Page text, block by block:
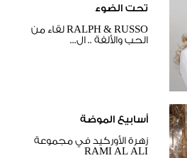
تحت الضوء
RALPH & RUSSO لقاء من
الحب والألفة .. ال...
أسابيع الموضة
زهرة الأوركيد في مجموعة
RAMI AL ALI